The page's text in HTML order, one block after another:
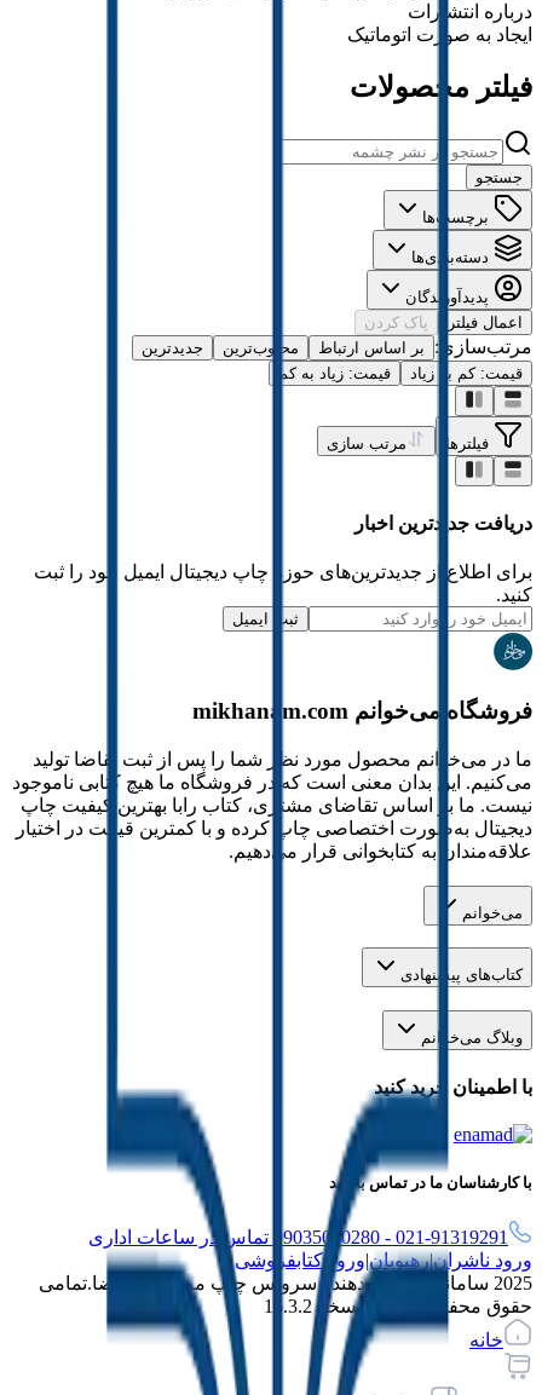
درباره انتشارات
ایجاد به صورت اتوماتیک
فیلتر محصولات
جستجو
برچسب‌ها
دسته‌بندی‌ها
پدیدآورندگان
اعمال فیلتر
پاک کردن
مرتب‌سازی: بر اساس ارتباط محبوب‌ترین
جدیدترین
قیمت: کم به زیاد
قیمت: زیاد به کم
فیلترها مرتب سازی
دریافت جدیدترین‌ اخبار
برای اطلاع از جدیدترین‌های حوزه چاپ دیجیتال ایمیل خود را ثبت
کنید.
ثبت ایمیل
فروشگاه می‌خوانم mikhanam.com
ما در می‌خوانم محصول مورد نظر شما را پس از ثبت تقاضا تولید
می‌کنیم. این بدان معنی است که در فروشگاه ما هیچ کتابی ناموجود
نیست. ما بر اساس تقاضای مشتری، کتاب رابا بهترین کیفیت چاپ
دیجیتال به‌صورت اختصاصی چاپ کرده و با کمترین قیمت در اختیار
علاقه‌مندان به کتابخوانی قرار می‌دهیم.
می‌خوانم
کتاب‌های پیشنهادی
وبلاگ می‌خوانم
با اطمینان خرید کنید
با کارشناسان ما در تماس باشید
021-91319291 - 09035000280 تماس در ساعات اداری
ورود ناشران|رهپویان|ورود کتابفروشی
2025 سامانه پاد ارائه دهنده سرویس چاپ مبتنی بر تقاضا.
تمامی
حقوق محفوظ است . نسخه16.3.2
خانه